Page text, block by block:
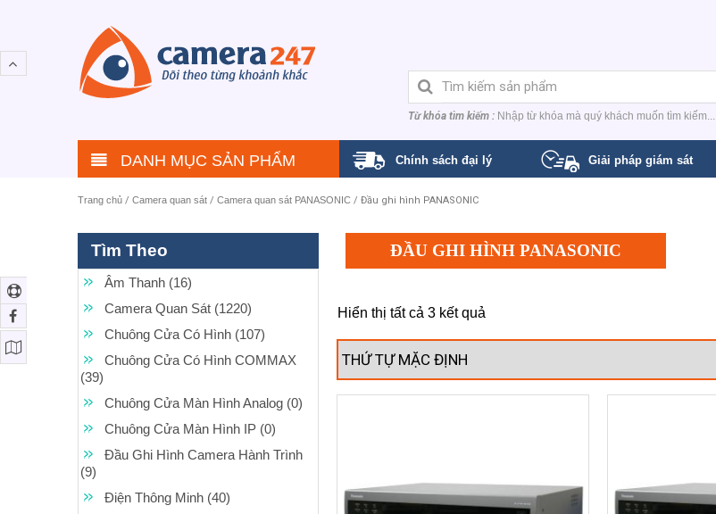
Từ khóa tìm kiếm : Nhập từ khóa mà quý khách muốn tìm kiếm...
DANH MỤC SẢN PHẨM Chính sách đại lý Giải pháp giám sát
Trang chủ / Camera quan sát / Camera quan sát PANASONIC / Đầu ghi hình PANASONIC
ĐẦU GHI HÌNH PANASONIC
Hiển thị tất cả 3 kết quả
Tìm Theo
Âm Thanh (16)
Camera Quan Sát (1220)
Chuông Cửa Có Hình (107)
Chuông Cửa Có Hình COMMAX
(39)
Chuông Cửa Màn Hình Analog (0)
Chuông Cửa Màn Hình IP (0)
Đầu Ghi Hình Camera Hành Trình
(9)
Điện Thông Minh (40)